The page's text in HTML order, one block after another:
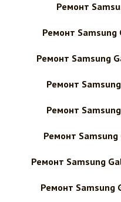
Ремонт
Ремонт Samsung
Ремонт Samsung
Ремонт
Ремонт
Ремонт Samsung
Ремонт Samsung
Ремонт Samsung